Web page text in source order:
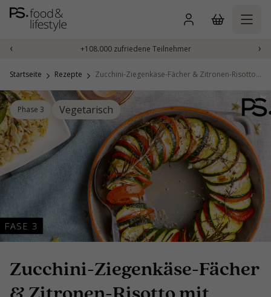
Zum
Inhalt
springen
‹ +108.000 zufriedene Teilnehmer ›
Startseite Rezepte Zucchini-Ziegenkäse-Fächer & Zitronen-Risotto mit Salbeibutter
Phase 3 Vegetarisch
Zucchini-Ziegenkäse-Fächer